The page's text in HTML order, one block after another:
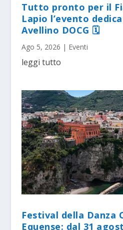
Tutto pronto per il
Lapio l’evento
Avellino DOCG 🗓
Ago 5, 2026 | Eventi
leggi tutto
Festival della Danza
Equense: dal 31